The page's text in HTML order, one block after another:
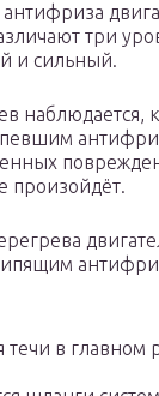
три
и сильный.
наблюдается,
произойдёт.
течи в главном